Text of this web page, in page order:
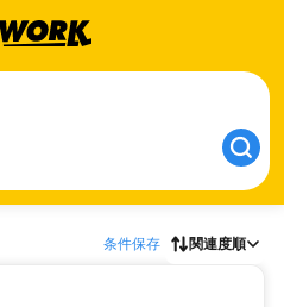
条件保存 関連度順